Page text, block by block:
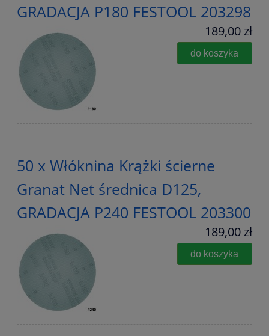
GRADACJA P180 FESTOOL 203298
189,00 zł
do koszyka
50 x Włóknina Krążki ścierne
Granat Net średnica D125,
GRADACJA P240 FESTOOL 203300
189,00 zł
do koszyka